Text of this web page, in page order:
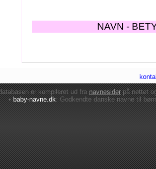
NAVN -
er kompileret ud franavnesiderpå nettet
•baby-navne.dk: Godkendte danskenavne til børn